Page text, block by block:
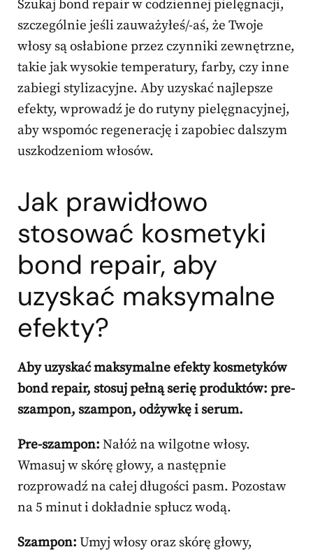
Szukaj bond repair w codziennej pielęgnacji,
szczególnie jeśli zauważyłeś/-aś, że Twoje
włosy są osłabione przez czynniki zewnętrzne,
takie jak wysokie temperatury, farby, czy inne
zabiegi stylizacyjne. Aby uzyskać najlepsze
efekty, wprowadź je do rutyny pielęgnacyjnej,
aby wspomóc regenerację i zapobiec dalszym
uszkodzeniom włosów.
Jak prawidłowo
stosować kosmetyki
bond repair, aby
uzyskać maksymalne
efekty?
Aby uzyskać maksymalne efekty kosmetyków
bond repair, stosuj pełną serię produktów: pre-
szampon, szampon, odżywkę i serum.
Pre-szampon: Nałóż na wilgotne włosy.
Wmasuj w skórę głowy, a następnie
rozprowadź na całej długości pasm. Pozostaw
na 5 minut i dokładnie spłucz wodą.
Szampon: Umyj włosy oraz skórę głowy,